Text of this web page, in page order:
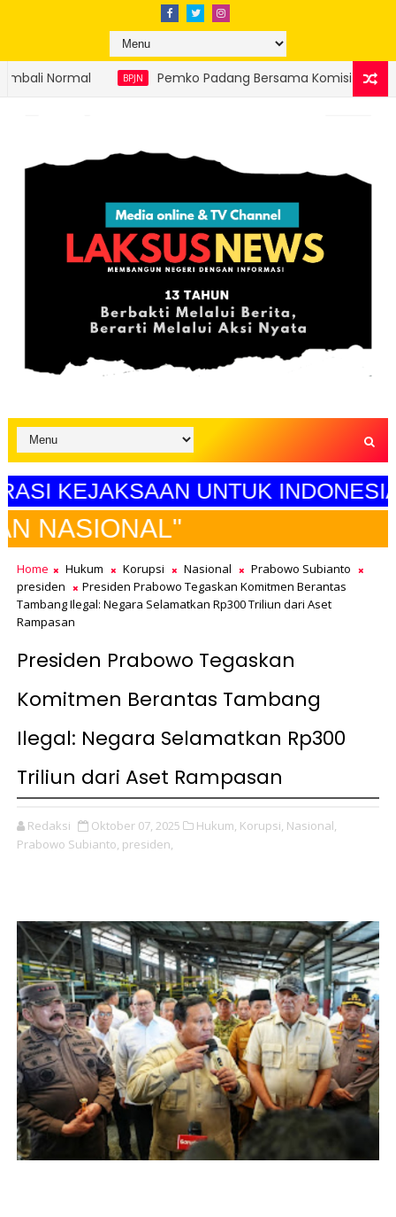
Padang Bersama Komisi V DPR RI Matangkan
UNTUK INDONESIA
Home Hukum Korupsi Nasional
Prabowo Subianto
presiden
Presiden Prabowo Tegaskan Komitmen Berantas
Tambang Ilegal: Negara Selamatkan Rp300 Triliun dari Aset
Rampasan
Presiden Prabowo Tegaskan
Komitmen Berantas Tambang
Ilegal: Negara Selamatkan Rp300
Triliun dari Aset Rampasan
Redaksi Oktober 07, 2025 Hukum, Korupsi, Nasional,
Prabowo Subianto, presiden,